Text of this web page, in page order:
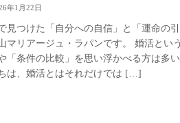
年1月22日
見つけた「自分への自信」と「運命の
マリアージュ・ラパンです。 婚活とい
「条件の比較」を思い浮かべる方は多
は、婚活とはそれだけでは […]